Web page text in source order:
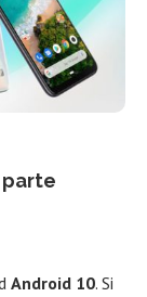
parte
Android 10. Si